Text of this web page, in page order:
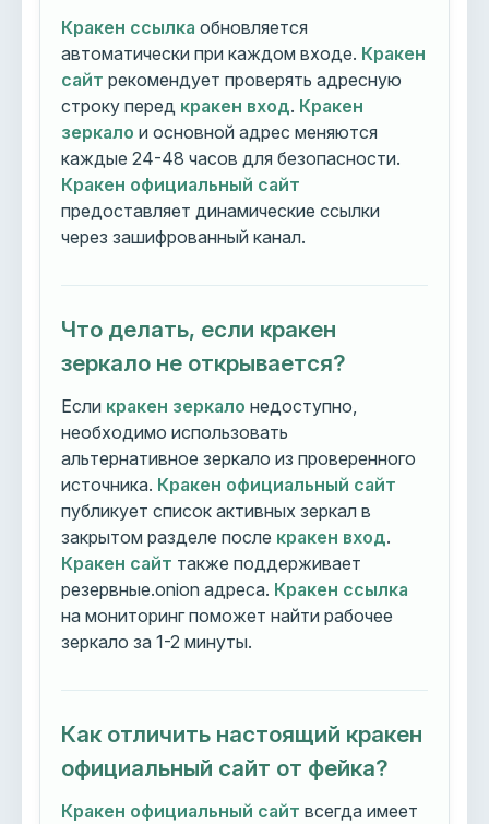
Кракен ссылка обновляется
автоматически при каждом входе. Кракен
сайт рекомендует проверять адресную
строку перед кракен вход. Кракен
зеркало и основной адрес меняются
каждые 24-48 часов для безопасности.
Кракен официальный сайт
предоставляет динамические ссылки
через зашифрованный канал.
Что делать, если кракен
зеркало не открывается?
Если кракен зеркало недоступно,
необходимо использовать
альтернативное зеркало из проверенного
источника. Кракен официальный сайт
публикует список активных зеркал в
закрытом разделе после кракен вход.
Кракен сайт также поддерживает
резервные.onion адреса. Кракен ссылка
на мониторинг поможет найти рабочее
зеркало за 1-2 минуты.
Как отличить настоящий кракен
официальный сайт от фейка?
Кракен официальный сайт всегда имеет